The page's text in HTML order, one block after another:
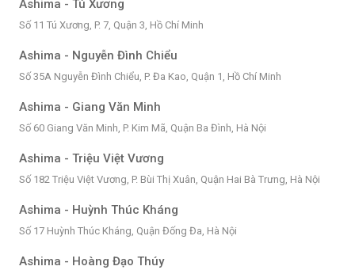
Ashima - Tú Xương
Số 11 Tú Xương, P. 7, Quận 3, Hồ Chí Minh
Ashima - Nguyễn Đình Chiểu
Số 35A Nguyễn Đình Chiểu, P. Đa Kao, Quận 1, Hồ Chí Minh
Ashima - Giang Văn Minh
Số 60 Giang Văn Minh, P. Kim Mã, Quận Ba Đình, Hà Nội
Ashima - Triệu Việt Vương
Số 182 Triệu Việt Vương, P. Bùi Thị Xuân, Quận Hai Bà Trưng, Hà Nội
Ashima - Huỳnh Thúc Kháng
Số 17 Huỳnh Thúc Kháng, Quận Đống Đa, Hà Nội
Ashima - Hoàng Đạo Thúy